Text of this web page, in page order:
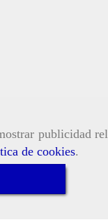
publicidad
de cookies.